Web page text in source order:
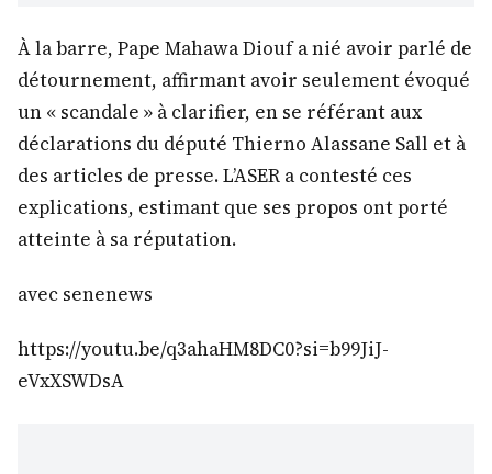
À la barre, Pape Mahawa Diouf a nié avoir parlé de
détournement, affirmant avoir seulement évoqué
un « scandale » à clarifier, en se référant aux
déclarations du député Thierno Alassane Sall et à
des articles de presse. L’ASER a contesté ces
explications, estimant que ses propos ont porté
atteinte à sa réputation.
avec senenews
https://youtu.be/q3ahaHM8DC0?si=b99JiJ-
eVxXSWDsA